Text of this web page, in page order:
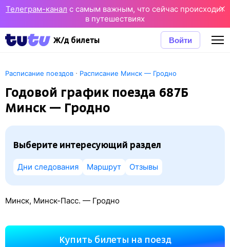
Телеграм-канал с самым важным, что сейчас происходит
в путешествиях
Ж/д билеты Войти
Расписание поездов · Расписание Минск — Гродно
Годовой график поезда 687Б
Минск — Гродно
Выберите интересующий раздел
Дни следования Маршрут Отзывы
Минск, Минск-Пасс. — Гродно
Купить билеты на поезд